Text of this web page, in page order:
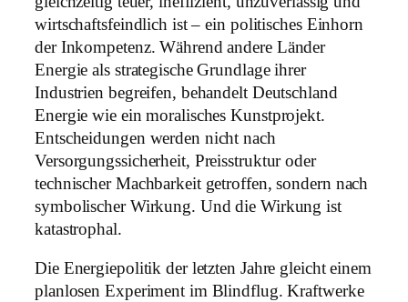
wirtschaftsfeindlich ist – ein politisches Einhorn
der Inkompetenz. Während andere Länder
Energie als strategische Grundlage ihrer
Industrien begreifen, behandelt Deutschland
Energie wie ein moralisches Kunstprojekt.
Entscheidungen werden nicht nach
Versorgungssicherheit, Preisstruktur oder
technischer Machbarkeit getroffen, sondern nach
symbolischer Wirkung. Und die Wirkung ist
katastrophal.
Die Energiepolitik der letzten Jahre gleicht einem
planlosen Experiment im Blindflug. Kraftwerke